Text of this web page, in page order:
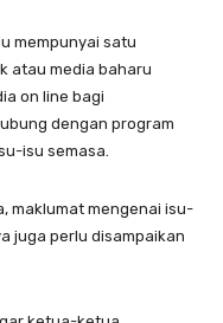
mempunyai satu
atau media baharu
on line bagi
dengan program
isu semasa.
maklumat mengenai isu-
juga perlu disampaikan